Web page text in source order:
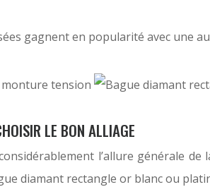
gagnent en popularité avec une
LE BON ALLIAGE
l’allure générale
diamant rectangle or blanc ou